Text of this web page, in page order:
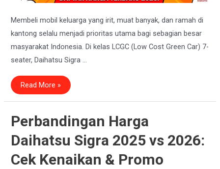
Membeli mobil keluarga yang irit, muat banyak, dan ramah di
kantong selalu menjadi prioritas utama bagi sebagian besar
masyarakat Indonesia. Di kelas LCGC (Low Cost Green Car) 7-
seater, Daihatsu Sigra …
Daftar
Harga
Daihatsu
Sigra
2026:
Baru
Bekas,
Mana
Untung?
Read More »
Perbandingan Harga
Daihatsu Sigra 2025 vs 2026:
Cek Kenaikan & Promo